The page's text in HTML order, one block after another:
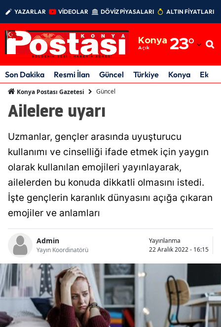
YAZARLAR VİDEOLAR DÖVİZ PİYASALARI ALTIN FİYATLARI
Konya
Açık 23°
Adıyaman
Afyonkarahisar
Antalya
Artvin
Bilecik
Bingöl
Burdur
Son Dakika Resmi İlan Güncel Türkiye Konya
Konya Postası Gazetesi Güncel
Ailelere uyarı
Uzmanlar, gençler arasında uyuşturucu
kullanımı ve cinselliği ifade etmek için yaygın
olarak kullanılan emojileri yayınlayarak,
ailelerden bu konuda dikkatli olmasını istedi.
İşte gençlerin karanlık dünyasını açığa çıkaran
emojiler ve anlamları
Admin
Yayın Koordinatörü
Yayınlanma
22 Aralık 2022 - 16:15